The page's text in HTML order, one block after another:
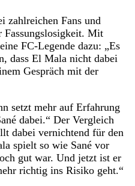
zahlreichen Fans und
Fassungslosigkeit. Mit
FC-Legende dazu: „Es
dass El Mala nicht dabei
Gespräch mit der
setzt mehr auf Erfahrung
dabei.“ Der Vergleich
dabei vernichtend für den
spielt so wie Sané vor
gut war. Und jetzt ist er
richtig ins Risiko geht.“